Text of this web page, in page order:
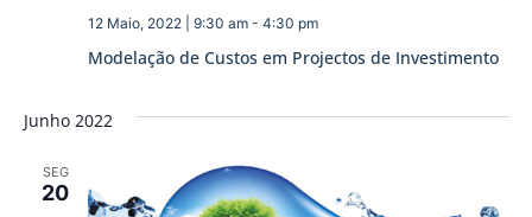
Modelação de Custos em Projectos de Investimento
12 Maio, 2022 | 9:30 am- 4:30 pm
Junho 2022
SEG
20